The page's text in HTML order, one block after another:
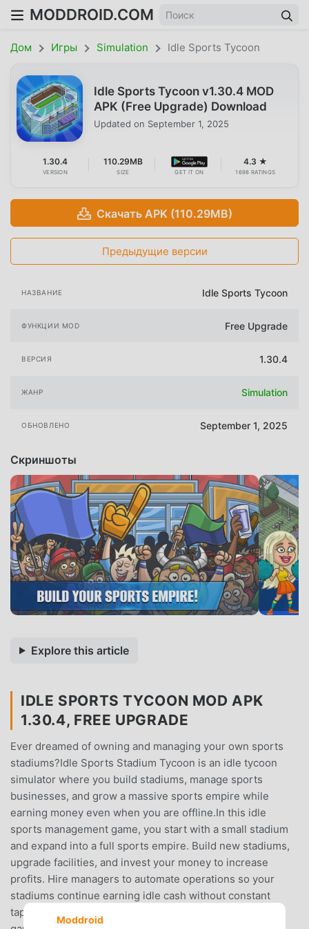
MODDROID.COM
Дом Игры Simulation Idle Sports Tycoon
Idle Sports Tycoon v1.30.4 MOD
APK (Free Upgrade) Download
Updated on September 1, 2025
1.30.4
VERSION
110.29MB
SIZE GET IT ON
4.3 ★
1698 RATINGS
Скачать APK (110.29MB)
Предыдущие версии
НАЗВАНИЕ Idle Sports Tycoon
ФУНКЦИИ MOD Free Upgrade
ВЕРСИЯ 1.30.4
ЖАНР Simulation
ОБНОВЛЕНО September 1, 2025
Скриншоты
Explore this article
IDLE SPORTS TYCOON MOD APK
1.30.4, FREE UPGRADE
Ever dreamed of owning and managing your own sports
stadiums?Idle Sports Stadium Tycoon is an idle tycoon
simulator where you build stadiums, manage sports
businesses, and grow a massive sports empire while
earning money even when you are offline.In this idle
sports management game, you start with a small stadium
and expand into a full sports empire. Build new stadiums,
upgrade facilities, and invest your money to increase
profits. Hire managers to automate operations so your
stadiums continue earning idle cash without constant
tapping.Idle Sports Stadium Tycoon combines idle
Moddroid